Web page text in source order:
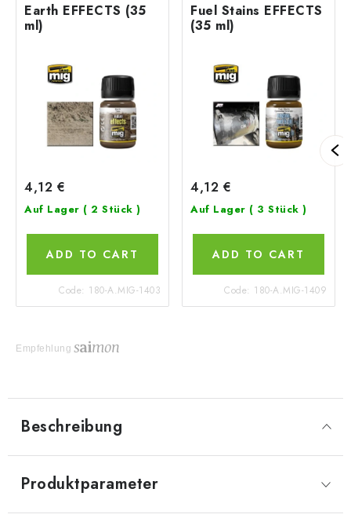
Earth EFFECTS (35
ml)
4,12 €
Auf Lager ( 2 Stück )
ADD TO CART
Code: 180-A.MIG-1403
Fuel Stains EFFECTS
(35 ml)
4,12 €
Auf Lager ( 3 Stück )
ADD TO CART
Code: 180-A.MIG-1409
Empfehlung
Beschreibung
Produktparameter